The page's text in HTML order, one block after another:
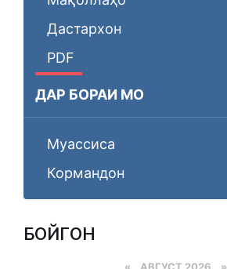
Дастархон
PDF
ДАР БОРАИ МО
Муассиса
Кормандон
БОЙГОНӢ